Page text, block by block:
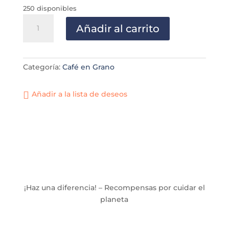
250 disponibles
Añadir al carrito
Categoría: Café en Grano
Añadir a la lista de deseos
¡Haz una diferencia! – Recompensas por cuidar el
planeta